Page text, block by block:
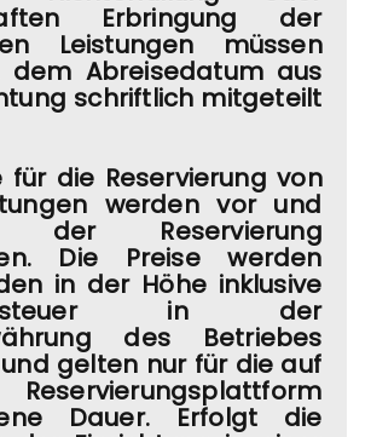
Erbringung der
Leistungen müssen
dem Abreisedatum aus
schriftlich mitgeteilt
für die Reservierung von
werden vor und
der Reservierung
Die Preise werden
in der Höhe inklusive
in der
des Betriebes
gelten nur für die auf
Dauer. Erfolgt die